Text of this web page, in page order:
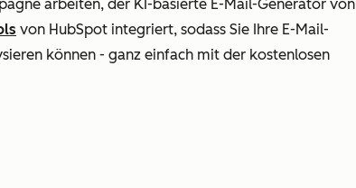
arbeiten, der KI-basierte E-Mail-Generator von
von HubSpot integriert, sodass Sie Ihre E-Mail-
können - ganz einfach mit der kostenlosen